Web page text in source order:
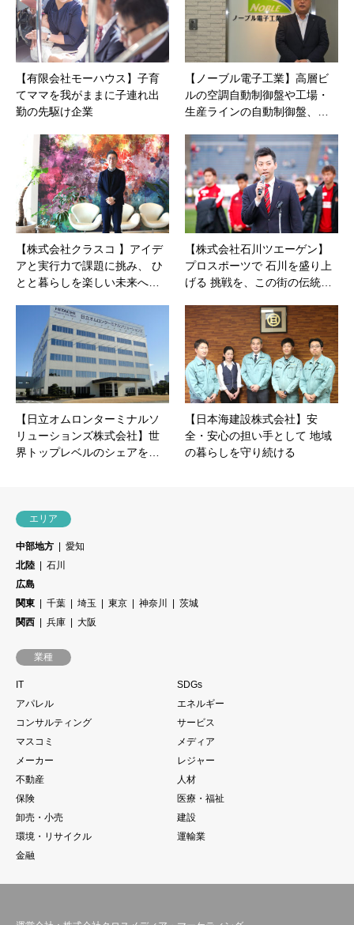
【有限会社モーハウス】子育
てママを我がままに子連れ出
勤の先駆け企業
【ノーブル電子工業】高層ビ
ルの空調自動制御盤や工場・
生産ラインの自動制御盤、…
【株式会社クラスコ 】アイデ
アと実行力で課題に挑み、 ひ
とと暮らしを楽しい未来へ…
【株式会社石川ツエーゲン】
プロスポーツで 石川を盛り上
げる 挑戦を、この街の伝統…
【日立オムロンターミナルソ
リューションズ株式会社】世
界トップレベルのシェアを…
【日本海建設株式会社】安
全・安心の担い手として 地域
の暮らしを守り続ける
エリア
中部地方
愛知
北陸
石川
広島
関東
千葉 埼玉 東京 神奈川
茨城
関西
兵庫 大阪
業種
IT
SDGs
アパレル
エネルギー
コンサルティング
サービス
マスコミ
メディア
メーカー
レジャー
不動産
人材
保険
医療・福祉
卸売・小売
建設
環境・リサイクル
運輸業
金融